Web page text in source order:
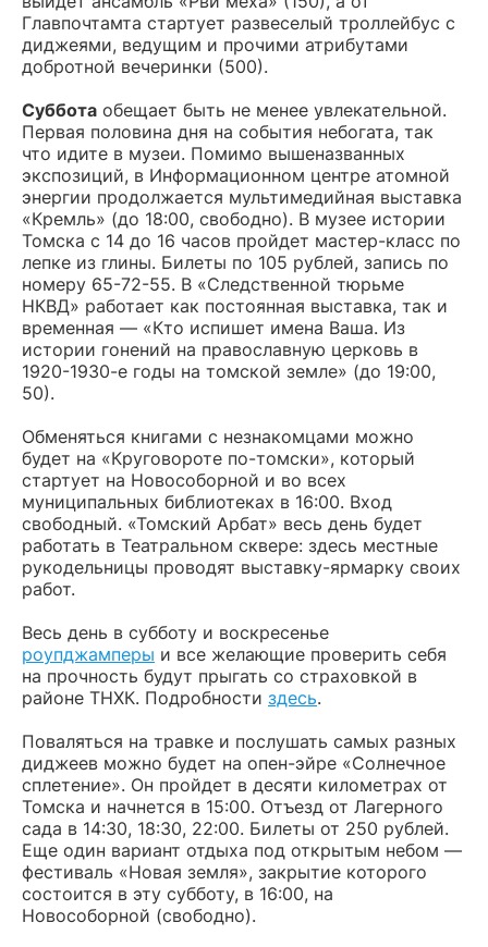
Главпочтамта стартует развеселый троллейбус с
диджеями, ведущим и прочими атрибутами
добротной вечеринки (500).
Суббота обещает быть не менее увлекательной.
Первая половина дня на события небогата, так
что идите в музеи. Помимо вышеназванных
экспозиций, в Информационном центре атомной
энергии продолжается мультимедийная выставка
«Кремль» (до 18:00, свободно). В музее истории
Томска с 14 до 16 часов пройдет мастер-класс по
лепке из глины. Билеты по 105 рублей, запись по
номеру 65-72-55. В «Следственной тюрьме
НКВД» работает как постоянная выставка, так и
временная — «Кто испишет имена Ваша. Из
истории гонений на православную церковь в
1920-1930-е годы на томской земле» (до 19:00,
50).
Обменяться книгами с незнакомцами можно
будет на «Круговороте по-томски», который
стартует на Новособорной и во всех
муниципальных библиотеках в 16:00. Вход
свободный. «Томский Арбат» весь день будет
работать в Театральном сквере: здесь местные
рукодельницы проводят выставку-ярмарку своих
работ.
Весь день в субботу и воскресенье
роупджамперы и все желающие проверить себя
на прочность будут прыгать со страховкой в
районе ТНХК. Подробности здесь.
Поваляться на травке и послушать самых разных
диджеев можно будет на опен-эйре «Солнечное
сплетение». Он пройдет в десяти километрах от
Томска и начнется в 15:00. Отъезд от Лагерного
сада в 14:30, 18:30, 22:00. Билеты от 250 рублей.
Еще один вариант отдыха под открытым небом —
фестиваль «Новая земля», закрытие которого
состоится в эту субботу, в 16:00, на
Новособорной (свободно).